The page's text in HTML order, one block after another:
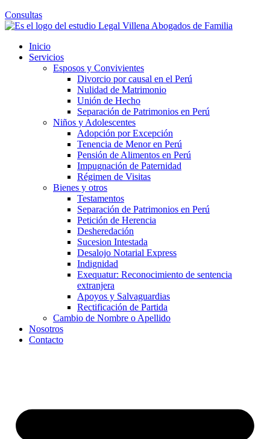
Consultas
Inicio
Servicios
Esposos y Convivientes
Divorcio por causal en el Perú
Nulidad de Matrimonio
Unión de Hecho
Separación de Patrimonios en Perú
Niños y Adolescentes
Adopción por Excepción
Tenencia de Menor en Perú
Pensión de Alimentos en Perú
Impugnación de Paternidad
Régimen de Visitas
Bienes y otros
Testamentos
Separación de Patrimonios en Perú
Petición de Herencia
Desheredación
Sucesion Intestada
Desalojo Notarial Express
Indignidad
Exequatur: Reconocimiento de sentencia
extranjera
Apoyos y Salvaguardias
Rectificación de Partida
Cambio de Nombre o Apellido
Nosotros
Contacto